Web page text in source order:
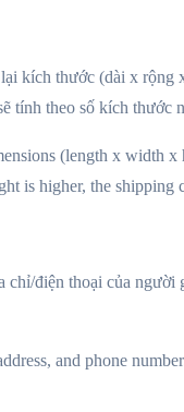
kích thước (dài x
tính theo số kích thước
(length x width
is higher, the shipping
chỉ/điện thoại của
and phone